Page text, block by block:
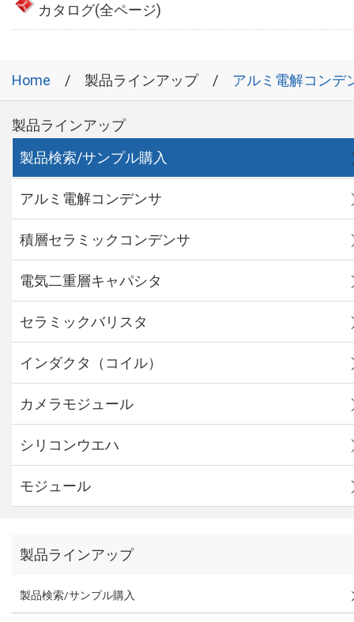
カタログ(全ページ)
Home 製品ラインアップ アルミ電解コンデ
製品ラインアップ
製品検索/サンプル購入
アルミ電解コンデンサ
積層セラミックコンデンサ
電気二重層キャパシタ
セラミックバリスタ
インダクタ（コイル）
カメラモジュール
シリコンウエハ
モジュール
製品ラインアップ
製品検索/サンプル購入